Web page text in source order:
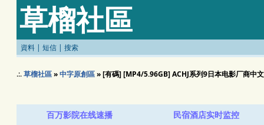
草榴社區
資料 | 短信 | 搜索
.:.草榴社區»中字原創區» [有碼] [MP4/5.96GB] ACHJ系列9日本电影厂商中
百万影院在线速播 民宿酒店实时监控